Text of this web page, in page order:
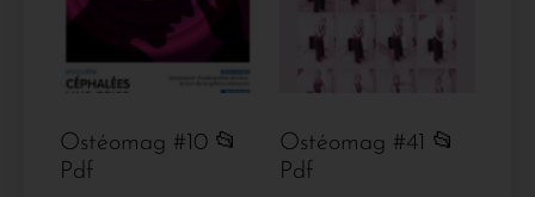
Ostéomag #10 📂
Pdf
Ostéomag #41 📂
Pdf